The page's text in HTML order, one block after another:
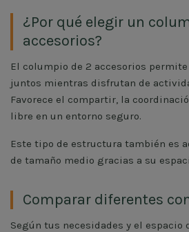
¿Por qué elegir un
accesorios?
El columpio de 2 accesorios
juntos mientras disfrutan de
Favorece el compartir, la
libre en un entorno seguro.
Este tipo de estructura también es
de tamaño medio gracias a su
Comparar diferentes
Según tus necesidades y el